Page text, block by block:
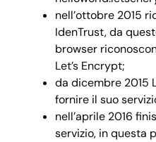
nell’ottobre 2015
IdenTrust, da
browser
Let’s Encrypt;
da dicembre 2015
fornire il suo
nell’aprile 2016
servizio, in questa